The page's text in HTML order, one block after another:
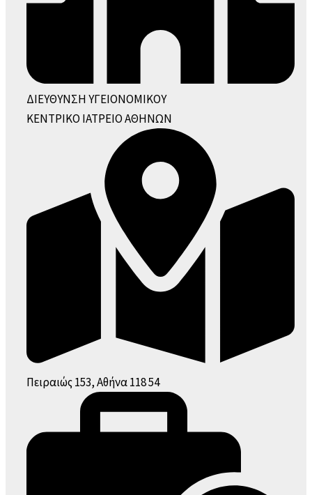
ΔΙΕΥΘΥΝΣΗ ΥΓΕΙΟΝΟΜΙΚΟΥ
ΚΕΝΤΡΙΚΟ ΙΑΤΡΕΙΟ ΑΘΗΝΩΝ
Πειραιώς 153, Αθήνα 118 54